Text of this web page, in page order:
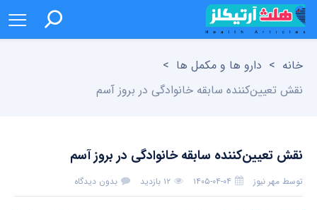
خانه > دارو ها و مکمل ها >
نقش تعیین‌کننده سابقه خانوادگی در بروز آسم
نقش تعیین‌کننده سابقه خانوادگی در بروز آسم
توسط مهر نیوز ۱۴۰۵-۰۴-۰۴ ۱۲ بازدید بدون دیدگاه